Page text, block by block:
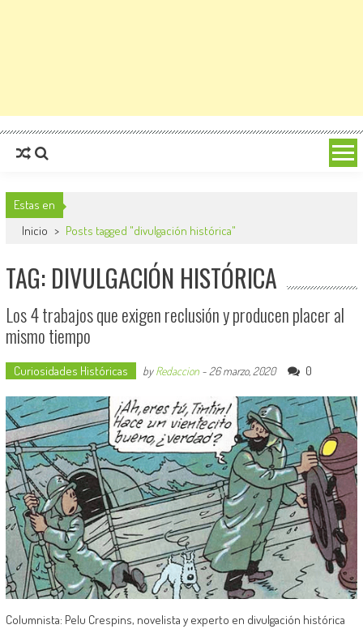
Estas en
Inicio > Posts tagged "divulgación histórica"
TAG: DIVULGACIÓN HISTÓRICA
Los 4 trabajos que exigen reclusión y producen placer al
mismo tiempo
Curiosidades Históricas byRedaccion- 26 marzo, 2020 0
Columnista: Pelu Crespins, novelista y experto en divulgación histórica